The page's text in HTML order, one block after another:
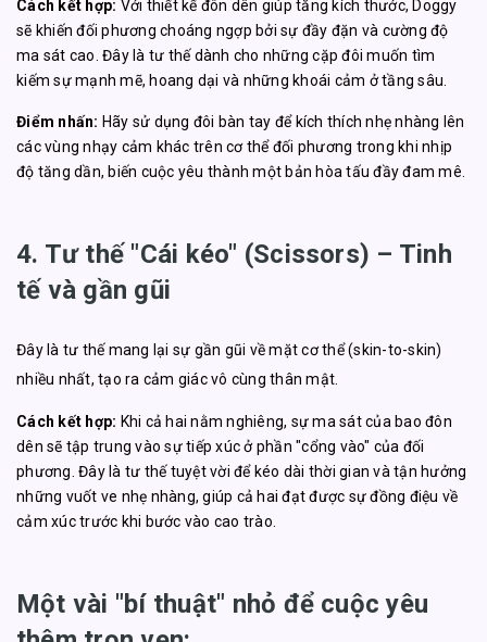
Cách kết hợp: Với thiết kế đôn dên giúp tăng kích thước, Doggy
sẽ khiến đối phương choáng ngợp bởi sự đầy đặn và cường độ
ma sát cao. Đây là tư thế dành cho những cặp đôi muốn tìm
kiếm sự mạnh mẽ, hoang dại và những khoái cảm ở tầng sâu.
Điểm nhấn: Hãy sử dụng đôi bàn tay để kích thích nhẹ nhàng lên
các vùng nhạy cảm khác trên cơ thể đối phương trong khi nhịp
độ tăng dần, biến cuộc yêu thành một bản hòa tấu đầy đam mê.
4. Tư thế "Cái kéo" (Scissors) – Tinh
tế và gần gũi
Đây là tư thế mang lại sự gần gũi về mặt cơ thể (skin-to-skin)
nhiều nhất, tạo ra cảm giác vô cùng thân mật.
Cách kết hợp: Khi cả hai nằm nghiêng, sự ma sát của bao đôn
dên sẽ tập trung vào sự tiếp xúc ở phần "cổng vào" của đối
phương. Đây là tư thế tuyệt vời để kéo dài thời gian và tận hưởng
những vuốt ve nhẹ nhàng, giúp cả hai đạt được sự đồng điệu về
cảm xúc trước khi bước vào cao trào.
Một vài "bí thuật" nhỏ để cuộc yêu